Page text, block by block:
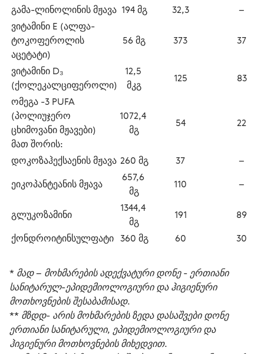
გამა-ლინოლინის მჟავა 194 მგ 32,3
–
ვიტამინი Е (ალფა-
ტოკოფეროლის
აცეტატი)
56 მგ 373 37
ვიტამინი D₃
(ქოლეკალციფეროლი)
12,5
მკგ
125
83
ომეგა -3 PUFA
(პოლიუჯერო
ცხიმოვანი მჟავები)
1072,4
მგ
54 22
დოკოზაჰექსაენის მჟავა 260 მგ 37
–
ეიკოპანტეანის მჟავა
657,6
მგ
110 –
გლუკოზამინი
1344,4
მგ
191
89
ქონდროიტინსულფატი 360 მგ 60 30
* მად – მოხმარების ადექვატური დონე - ერთიანი
სანიტარულ-ეპიდემიოლოგიური და ჰიგიენური
მოთხოვნების შესაბამისად.
** მზდდ- არის მოხმარების ზედა დასაშვები დონე
ერთიანი სანიტარული, ეპიდემიოლოგიური და
ჰიგიენური მოთხოვნების მიხედვით.